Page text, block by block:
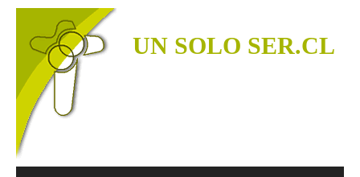
Skip
content
UN SOLO SER.CL